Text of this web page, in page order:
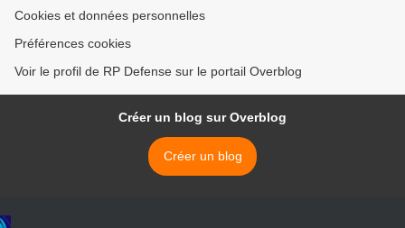
Cookies et données personnelles
Préférences cookies
Voir le profil de RP Defense sur le portail Overblog
Créer un blog sur Overblog
Créer un blog